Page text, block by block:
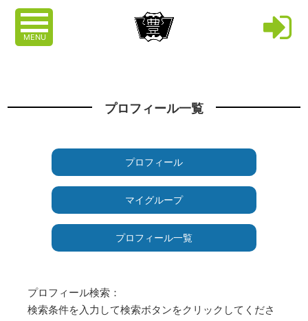
MENU
プロフィール一覧
プロフィール
マイグループ
プロフィール一覧
プロフィール検索：
検索条件を入力して検索ボタンをクリックしてくださ